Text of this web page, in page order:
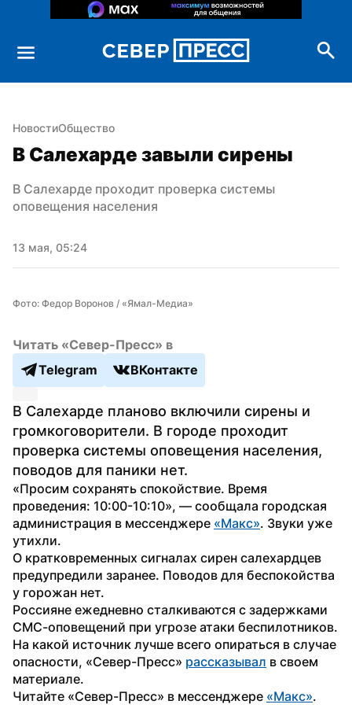
НовостиОбщество
В Салехарде завыли сирены
В Салехарде проходит проверка системы
оповещения населения
13 мая, 05:24
Фото: Федор Воронов / «Ямал-Медиа»
Читать «Север-Пресс» в
Telegram
ВКонтакте
В Салехарде планово включили сирены и
громкоговорители. В городе проходит
проверка системы оповещения населения,
поводов для паники нет.
«Просим сохранять спокойствие. Время
проведения: 10:00-10:10», — сообщала городская
администрация в мессенджере «Макс». Звуки уже
утихли.
О кратковременных сигналах сирен салехардцев
предупредили заранее. Поводов для беспокойства
у горожан нет.
Россияне ежедневно сталкиваются с задержками
СМС-оповещений при угрозе атаки беспилотников.
На какой источник лучше всего опираться в случае
опасности, «Север-Пресс» рассказывал в своем
материале.
Читайте «Север-Пресс» в мессенджере «Макс».